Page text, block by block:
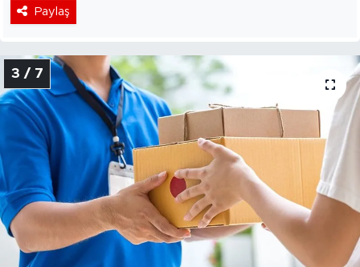
Paylaş
3 / 7